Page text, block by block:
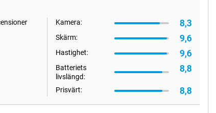
Kamera: 8,3
Skärm: 9,6
Hastighet: 9,6
Batteriets
livslängd:
8,8
Prisvärt: 8,8